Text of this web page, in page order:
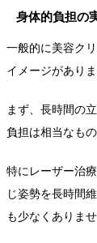
身体的負担の
一般的に美容ク
イメージがあり
まず、長時間の
負担は相当なもの
特にレーザー治
じ姿勢を長時間
も少なくありませ